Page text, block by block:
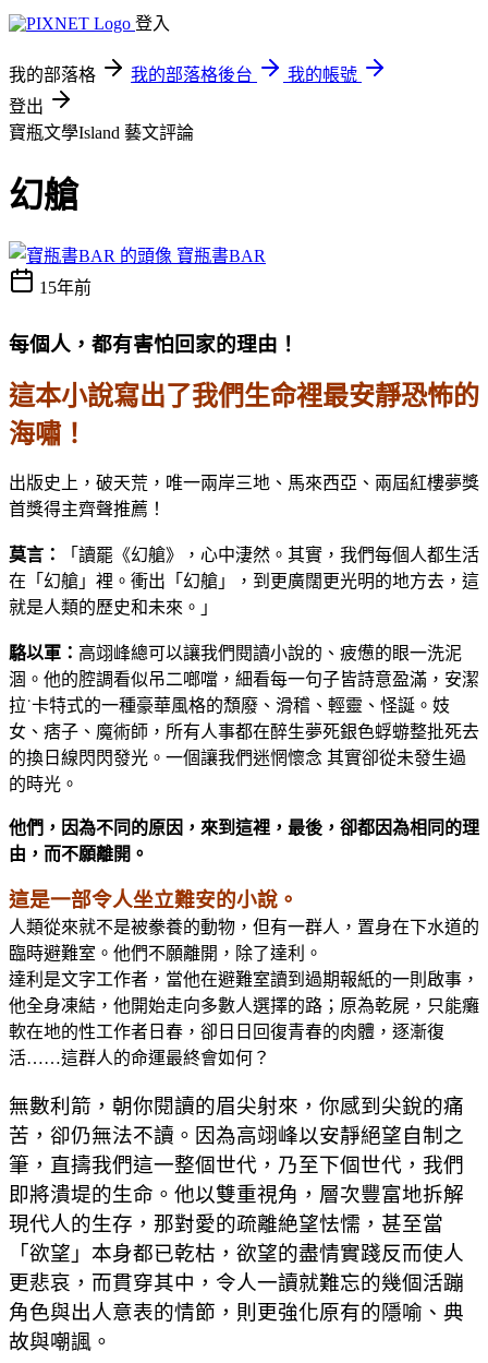
登入
我的部落格 我的部落格後台
我的帳號
登出
寶瓶文學Island 藝文評論
幻艙
寶瓶書BAR
15年前
每個人，都有害怕回家的理由！
這本小說寫出了我們生命裡最安靜恐怖的
海嘯！
出版史上，破天荒，唯一兩岸三地、馬來西亞、兩屆紅樓夢獎
首獎得主齊聲推薦！
莫言：
「讀罷《幻艙》，心中淒然。其實，我們每個人都生活
在「幻艙」裡。衝出「幻艙」，到更廣闊更光明的地方去，這
就是人類的歷史和未來。」
駱以軍： 高翊峰總可以讓我們閱讀小說的、疲憊的眼一洗泥
涸。他的腔調看似吊二啷噹，細看每一句子皆詩意盈滿，安潔
拉˙卡特式的一種豪華風格的頹廢、滑稽、輕靈、怪誕。妓
女、痞子、魔術師，所有人事都在醉生夢死銀色蜉蝣整批死去
的換日線閃閃發光。一個讓我們迷惘懷念 其實卻從未發生過
的時光。
他們，因為不同的原因，來到這裡，最後，卻都因為相同的理
由，而不願離開。
這是一部令人坐立難安的小說。
人類從來就不是被豢養的動物，但有一群人，置身在下水道的
臨時避難室。他們不願離開，除了達利。
達利是文字工作者，當他在避難室讀到過期報紙的一則啟事，
他全身凍結，他開始走向多數人選擇的路；原為乾屍，只能癱
軟在地的性工作者日春，卻日日回復青春的肉體，逐漸復
活……這群人的命運最終會如何？
無數利箭，朝你閱讀的眉尖射來，你感到尖銳的痛
苦，卻仍無法不讀。因為高翊峰以安靜絕望自制之
筆，直擣我們這一整個世代，乃至下個世代，我們
即將潰堤的生命。他以雙重視角，層次豐富地拆解
現代人的生存，那對愛的疏離絶望怯懦，甚至當
「欲望」本身都已乾枯，欲望的盡情實踐反而使人
更悲哀，而貫穿其中，令人一讀就難忘的幾個活蹦
角色與出人意表的情節，則更強化原有的隱喻、典
故與嘲諷。